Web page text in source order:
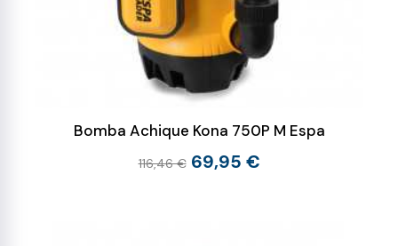
Bomba Achique Kona 750P M Espa
116,46 € 69,95 €